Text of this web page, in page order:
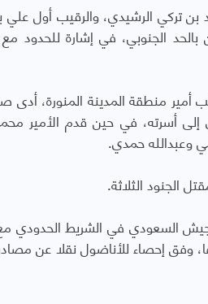
بن تركي الرشيدي، والرقيب أول
الجنوبي، في إشارة للحدود
أمير منطقة المدينة المنورة،
أسرته، في حين قدم الأمير
وعبدالله حمدي.
الجنود الثلاثة.
السعودي في الشريط الحدودي